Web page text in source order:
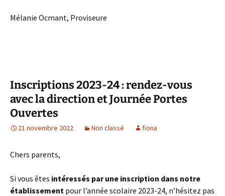
Mélanie Ocmant, Proviseure
Inscriptions 2023-24 : rendez-vous
avec la direction et Journée Portes
Ouvertes
21 novembre 2022 Non classé fiona
Chers parents,
Si vous êtes intéressés par une inscription dans notre
établissement pour l’année scolaire 2023-24, n’hésitez pas